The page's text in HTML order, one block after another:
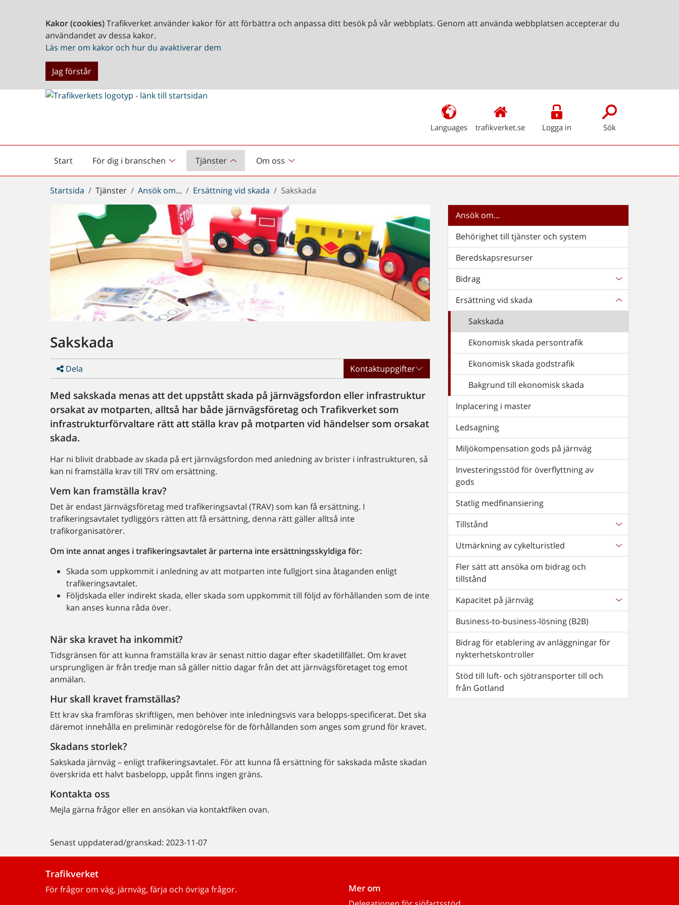
Kakor (cookies)Trafikverket använder kakor för att förbättra och anpassa ditt besök på vår webbplats. Genom att använda webbplatsen accepterar du
användandet av dessa kakor.
Läs mer om kakor och hur du avaktiverar dem
Jag förstår
Languages trafikverket.se Logga in Sök
Start
Startsida För dig i branschen Tjänster Om oss
Du
Startsida Tjänster Ansök om... Ersättning vid skada Sakskada
Sakskada
Dela Kontaktuppgifter
Med sakskada menas att det uppstått skada på järnvägsfordon eller infrastruktur
orsakat av motparten, alltså har både järnvägsföretag och Trafikverket som
infrastrukturförvaltare rätt att ställa krav på motparten vid händelser som orsakat
skada.
Har ni blivit drabbade av skada på ert järnvägsfordon med anledning av brister i infrastrukturen, så
kan ni framställa krav till TRV om ersättning.
Vem kan framställa krav?
Det är endast Järnvägsföretag med trafikeringsavtal (TRAV) som kan få ersättning. I
trafikeringsavtalet tydliggörs rätten att få ersättning, denna rätt gäller alltså inte
trafikorganisatörer.
Om inte annat anges i trafikeringsavtalet är parterna inte ersättningsskyldiga för:
Skada som uppkommit i anledning av att motparten inte fullgjort sina åtaganden enligt
trafikeringsavtalet.
Följdskada eller indirekt skada, eller skada som uppkommit till följd av förhållanden som de inte
kan anses kunna råda över.
När ska kravet ha inkommit?
Tidsgränsen för att kunna framställa krav är senast nittio dagar efter skadetillfället. Om kravet
ursprungligen är från tredje man så gäller nittio dagar från det att järnvägsföretaget tog emot
anmälan.
Hur skall kravet framställas?
Ett krav ska framföras skriftligen, men behöver inte inledningsvis vara belopps-specificerat. Det ska
däremot innehålla en preliminär redogörelse för de förhållanden som anges som grund för kravet.
Skadans storlek?
Sakskada järnväg – enligt trafikeringsavtalet. För att kunna få ersättning för sakskada måste skadan
överskrida ett halvt basbelopp, uppåt finns ingen gräns.
Kontakta oss
Mejla gärna frågor eller en ansökan via kontaktfiken ovan.
Senast uppdaterad/granskad: 2023-11-07
Ansök om...
Behörighet till tjänster och system
Beredskapsresurser
Bidrag
Ersättning vid skada
Sakskada
Ekonomisk skada persontrafik
Ekonomisk skada godstrafik
Bakgrund till ekonomisk skada
Inplacering i master
Ledsagning
Miljökompensation gods på järnväg
Investeringsstöd för överflyttning av
gods
Statlig medfinansiering
Tillstånd
Utmärkning av cykelturistled
Fler sätt att ansöka om bidrag och
tillstånd
Kapacitet på järnväg
Business-to-business-lösning (B2B)
Bidrag för etablering av anläggningar för
nykterhetskontroller
Stöd till luft- och sjötransporter till och
från Gotland
Trafikverket
För frågor om väg, järnväg, färja och övriga frågor. Mer om